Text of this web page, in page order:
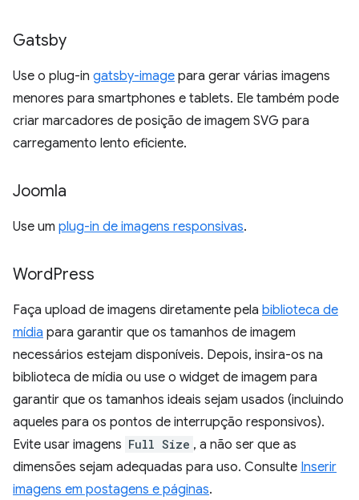
Gatsby
Use o plug-in gatsby-image para gerar várias imagens
menores para smartphones e tablets. Ele também pode
criar marcadores de posição de imagem SVG para
carregamento lento eficiente.
Joomla
Use um plug-in de imagens responsivas.
WordPress
Faça upload de imagens diretamente pela biblioteca de
mídia para garantir que os tamanhos de imagem
necessários estejam disponíveis. Depois, insira-os na
biblioteca de mídia ou use o widget de imagem para
garantir que os tamanhos ideais sejam usados (incluindo
aqueles para os pontos de interrupção responsivos).
Evite usar imagens Full Size , a não ser que as
dimensões sejam adequadas para uso. Consulte Inserir
imagens em postagens e páginas.